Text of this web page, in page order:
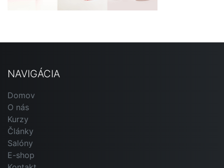
NAVIGÁCIA
Domov
O nás
Kurzy
Články
Salóny
E-shop